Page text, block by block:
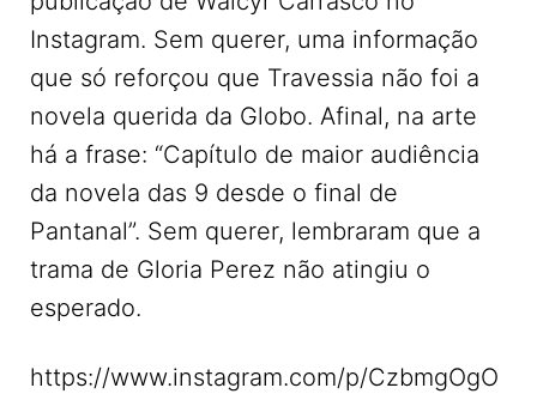
Instagram. Sem querer, uma informação
que só reforçou que Travessia não foi a
novela querida da Globo. Afinal, na arte
há a frase: “Capítulo de maior audiência
da novela das 9 desde o final de
Pantanal”. Sem querer, lembraram que a
trama de Gloria Perez não atingiu o
esperado.
https://www.instagram.com/p/CzbmgOgO